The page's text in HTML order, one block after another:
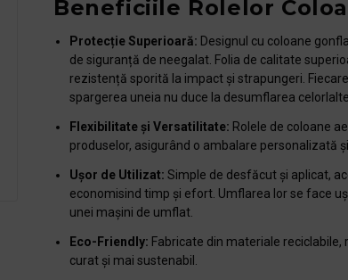
Beneficiile Rolelor
Protecție Superioară: Designul cu coloane
de siguranță de neegalat. Folia de calitate
rezistență sporită la impact și strapungeri.
spargerea uneia nu duce la desumflarea celorlalte.
Flexibilitate și Versatilitate: Rolele de coloane
produselor, asigurând o ambalare personalizată
Ușor de Utilizat: Simple de desfăcut și aplicat,
economisind timp și efort. Umflarea lor se face
unei mașini de umflat.
Eco-Friendly: Fabricate din materiale
curat și mai sustenabil.